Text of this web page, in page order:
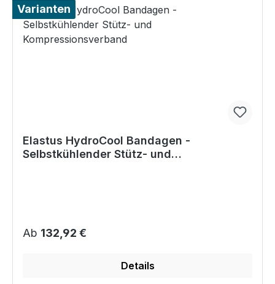
Varianten
Elastus HydroCool Bandagen -
Selbstkühlender Stütz- und
Regulärer Preis:
Ab 132,92 €
Details